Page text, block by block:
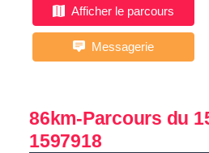
Afficher le parcours
Messagerie
86km-Parcours du
1597918